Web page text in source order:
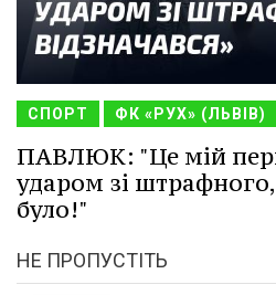
СПОРТ ФК «РУХ» (ЛЬВІВ)
ПАВЛЮК: "Це мій
ударом зі
було!"
НЕ ПРОПУСТІТЬ